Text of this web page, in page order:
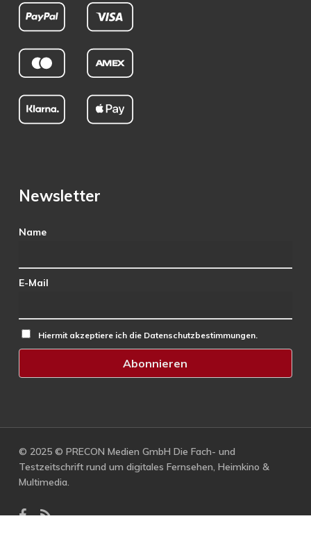
Newsletter
Name
E-Mail
Hiermit akzeptiere ich die Datenschutzbestimmungen.
© 2025 © PRECON Medien GmbH Die Fach- und
Testzeitschrift rund um digitales Fernsehen, Heimkino &
Multimedia.
facebook
RSS